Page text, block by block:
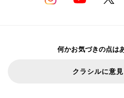
何かお気づきの点は
クラシルに意